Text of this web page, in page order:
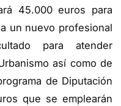
45.000 euros para
un nuevo profesional
para atender
así como de
de Diputación
que se emplearán